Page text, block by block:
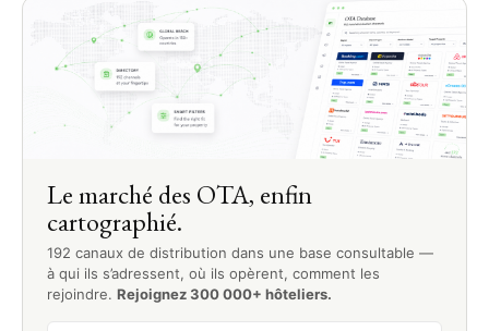
Le marché des OTA, enfin
cartographié.
192 canaux de distribution dans une base consultable —
à qui ils s’adressent, où ils opèrent, comment les
rejoindre. Rejoignez 300 000+ hôteliers.